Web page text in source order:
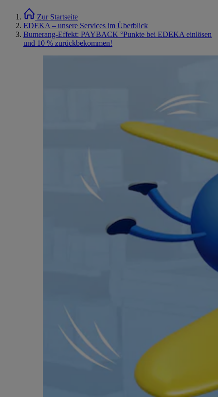
Zur Startseite
EDEKA – unsere Services im Überblick
Bumerang-Effekt: PAYBACK °Punkte bei EDEKA einlösen
und 10 % zurückbekommen!